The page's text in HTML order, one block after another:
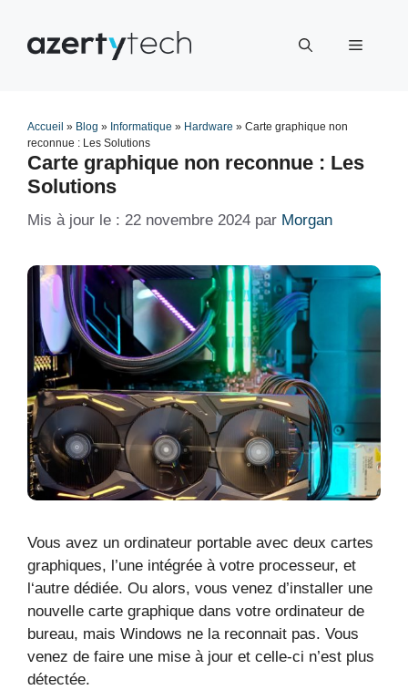
contenu
Menu
Accueil » Blog » Informatique » Hardware » Carte graphique non
reconnue : Les Solutions
Carte graphique non reconnue : Les
Solutions
22 novembre 2024 par Morgan
Vous avez un ordinateur portable avec deux cartes
graphiques, l’une intégrée à votre processeur, et
l‘autre dédiée. Ou alors, vous venez d’installer une
nouvelle carte graphique dans votre ordinateur de
bureau, mais Windows ne la reconnait pas. Vous
venez de faire une mise à jour et celle-ci n’est plus
détectée.